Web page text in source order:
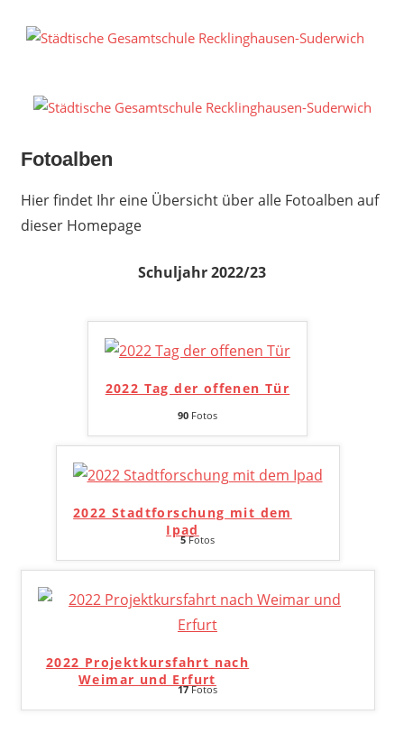
Inhalt
Fotoalben
Hier findet Ihr eine Übersicht über alle Fotoalben auf
dieser Homepage
Schuljahr 2022/23
2022 Tag der offenen Tür
90 Fotos
2022 Stadtforschung mit dem
Ipad
5Fotos
2022 Projektkursfahrt nach
Weimar und Erfurt
17Fotos